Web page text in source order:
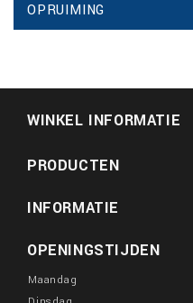
OPRUIMING
WINKEL INFORMATIE
PRODUCTEN
INFORMATIE
OPENINGSTIJDEN
Maandag